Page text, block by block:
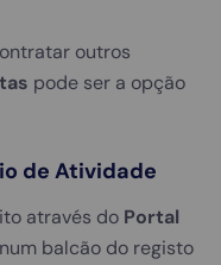
outros
pode ser a opção
de Atividade
através do Portal
balcão do registo